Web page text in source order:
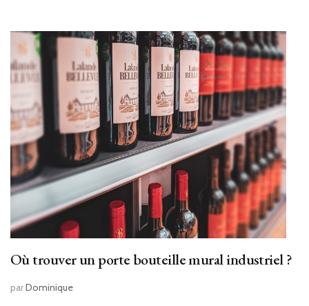
Où trouver un porte bouteille mural industriel ?
parDominique